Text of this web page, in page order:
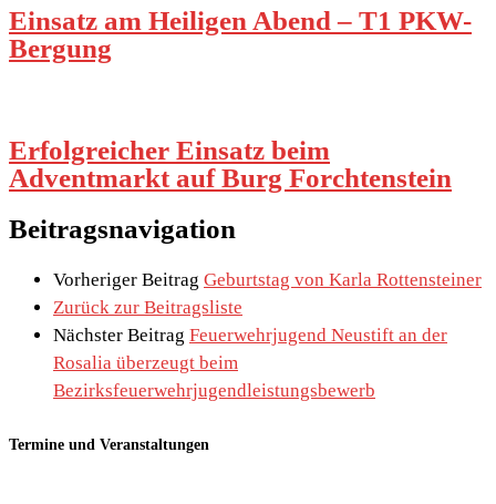
Einsatz am Heiligen Abend – T1 PKW-
Bergung
Erfolgreicher Einsatz beim
Adventmarkt auf Burg Forchtenstein
Beitragsnavigation
Vorheriger Beitrag Geburtstag von Karla Rottensteiner
Zurück zur Beitragsliste
Nächster Beitrag Feuerwehrjugend Neustift an der
Rosalia überzeugt beim
Bezirksfeuerwehrjugendleistungsbewerb
Termine und Veranstaltungen